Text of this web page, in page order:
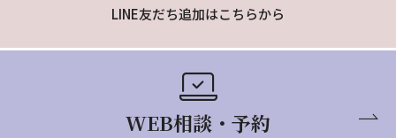
LINE友だち追加はこちらから
WEB相談・予約